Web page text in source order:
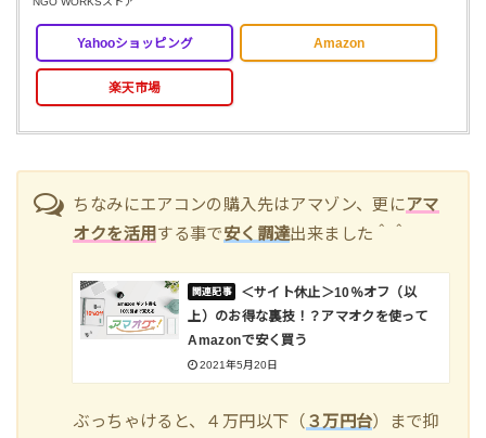
Yahooショッピング Amazon
楽天市場
ちなみにエアコンの購入先はアマゾン、更にアマ
オクを活用 する事で安く調達出来ました＾＾
＜サイト休止＞10％オフ（以
上）のお得な裏技！？アマオクを使って
Amazonで安く買う
2021年5月20日
ぶっちゃけると、４万円以下（ ３万円台）まで抑